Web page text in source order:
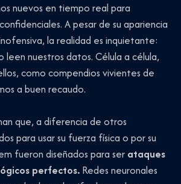
nuevos en tiempo real para
A pesar de su apariencia
la realidad es inquietante:
leen nuestros datos. Célula a célula,
como compendios vivientes de
a buen recaudo.
que, a diferencia de otros
para usar su fuerza física o por su
fueron diseñados para ser ataques
perfectos. Redes neuronales